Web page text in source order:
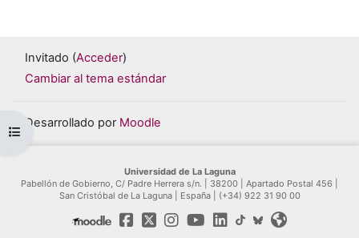
Abrir índice del curso
Invitado (Acceder)
Cambiar al tema estándar
Desarrollado por Moodle
Universidad de La Laguna
Pabellón de Gobierno, C/ Padre Herrera s/n. | 38200 | Apartado Postal 456 |
San Cristóbal de La Laguna | España | (+34) 922 31 90 00